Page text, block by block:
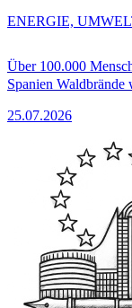
Über 100.000
Spanien Waldbrände
25.07.2026
ENERGIE,